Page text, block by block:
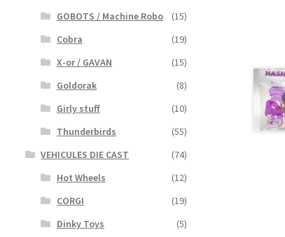
GOBOTS / Machine Robo
(15)
Cobra
(19)
X-or / GAVAN
(15)
Goldorak
(8)
Girly stuff
(10)
Thunderbirds
(55)
VEHICULES DIE CAST
(74)
Hot Wheels
(12)
CORGI
(19)
Dinky Toys
(5)